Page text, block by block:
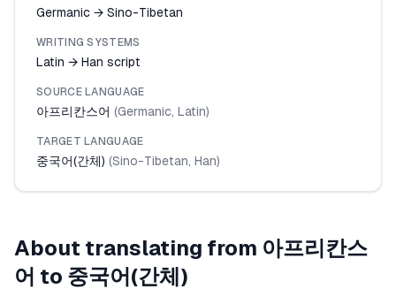
Germanic → Sino-Tibetan
WRITING SYSTEMS
Latin → Han script
SOURCE LANGUAGE
아프리칸스어 (Germanic, Latin)
TARGET LANGUAGE
중국어(간체) (Sino-Tibetan, Han)
About translating from 아프리칸스
어 to 중국어(간체)